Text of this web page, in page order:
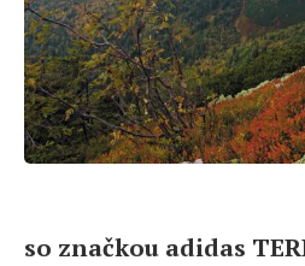
so značkou adidas